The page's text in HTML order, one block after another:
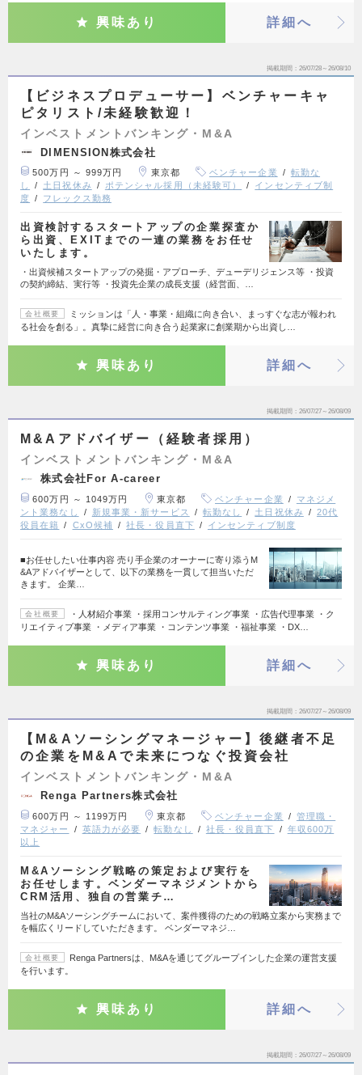
興味あり 詳細へ
掲載期間 26/07/28～26/08/10
【ビジネスプロデューサー】ベンチャーキャ
ピタリスト/未経験歓迎！
インベストメントバンキング・M&A
DIMENSION株式会社
500万円 ～ 999万円 東京都 ベンチャー企業
転勤な
し
土日祝休み ポテンシャル採用（未経験可）
インセンティブ制
度
フレックス勤務
出資検討するスタートアップの企業探査か
ら出資、EXITまでの一連の業務をお任せ
いたします。
・出資候補スタートアップの発掘・アプローチ、デューデリジェンス等 ・投資
の契約締結、実行等 ・投資先企業の成長支援（経営面、…
会社概要
ミッションは「人・事業・組織に向き合い、まっすぐな志が報われ
る社会を創る」。真摯に経営に向き合う起業家に創業期から出資し…
興味あり 詳細へ
掲載期間 26/07/27～26/08/09
M&Aアドバイザー（経験者採用）
インベストメントバンキング・M&A
株式会社For A-career
600万円 ～ 1049万円 東京都 ベンチャー企業
マネジメ
ント業務なし
新規事業・新サービス 転勤なし 土日祝休み
20代
役員在籍
CxO候補 社長・役員直下 インセンティブ制度
■お任せしたい仕事内容 売り手企業のオーナーに寄り添うM
&Aアドバイザーとして、以下の業務を一貫して担当いただ
きます。 企業…
会社概要
・人材紹介事業 ・採用コンサルティング事業 ・広告代理事業 ・ク
リエイティブ事業 ・メディア事業 ・コンテンツ事業 ・福祉事業 ・DX…
興味あり 詳細へ
掲載期間 26/07/27～26/08/09
【M&Aソーシングマネージャー】後継者不足
の企業をM&Aで未来につなぐ投資会社
インベストメントバンキング・M&A
Renga Partners株式会社
600万円 ～ 1199万円 東京都 ベンチャー企業
管理職・
マネジャー
英語力が必要 転勤なし 社長・役員直下
年収600万
以上
M&Aソーシング戦略の策定および実行を
お任せします。ベンダーマネジメントから
CRM活用、独自の営業チ…
当社のM&Aソーシングチームにおいて、案件獲得のための戦略立案から実務まで
を幅広くリードしていただきます。 ベンダーマネジ…
会社概要
Renga Partnersは、M&Aを通じてグループインした企業の運営支援
を行います。
興味あり 詳細へ
掲載期間 26/07/27～26/08/09